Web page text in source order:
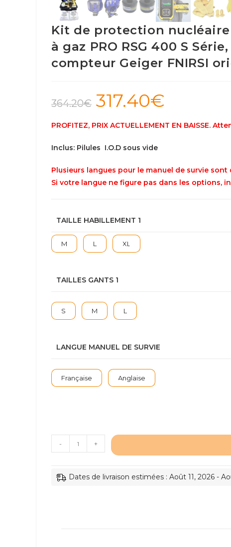
Kit de protection
à gaz PRO RSG 400 S
compteur Geiger FNIRSI
364.20€
Le
prix
initial
364.20€.
317.40€
317.40€.
PROFITEZ, PRIX ACTUELLEMENT EN BAISSE.
Inclus: Pilules I.O.D sous vide
Plusieurs langues pour le manuel de survie
Si votre langue ne figure pas dans les options,
TAILLE HABILLEMENT 1
M L XL
TAILLES GANTS 1
S M L
LANGUE MANUEL DE SURVIE
Française Anglaise
quantité
de
de
- +
Dates de livraison estimées : Août 11, 2026 -